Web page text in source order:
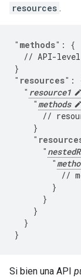
resources .
" methods" :
{
// API-level
}
" resources" :
" resource1
"methods
//
}
"
"
"
//
}
}
}
}
}
Si bien una API